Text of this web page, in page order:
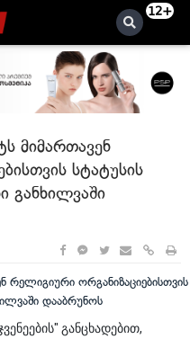
12+
მიმართავენ
სტატუსის
განხილვაში
განცხადებით,